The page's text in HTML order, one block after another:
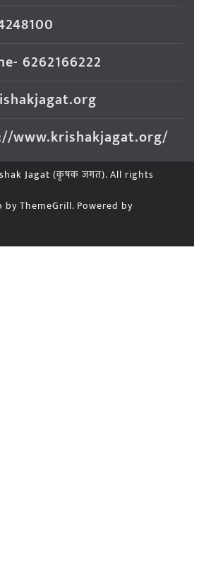
6262166222
www.krishakjagat.org/
Jagat (कृषक जगत). All rights
by ThemeGrill. Powered by